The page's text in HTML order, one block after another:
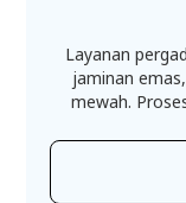
Layanan
jaminan
mewah.